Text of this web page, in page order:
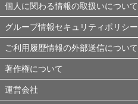
個人に関わる情報の取扱いについて
グループ情報セキュリティポリシー
ご利用履歴情報の外部送信について
著作権について
運営会社